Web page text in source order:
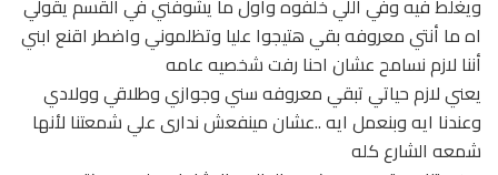
اه ما أنتي معروفه بقي هتيجوا عليا وتظلموني واضطر اقنع ابني
أننا لازم نسامح عشان احنا رفت شخصيه عامه
يعني لازم حياتي تبقي معروفه سني وجوازي وطلاقي وولادي
وعندنا ايه وبنعمل ايه ..عشان مينفعش ندارى علي شمعتنا لأنها
شمعه الشارع كله